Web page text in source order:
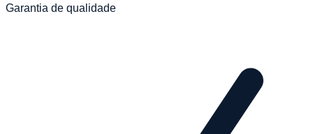
Garantia de qualidade